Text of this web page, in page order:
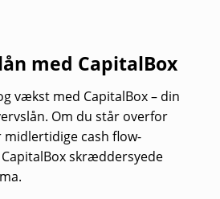
med CapitalBox
vækst med CapitalBox – din
Om du står overfor
cash flow-
skræddersyede